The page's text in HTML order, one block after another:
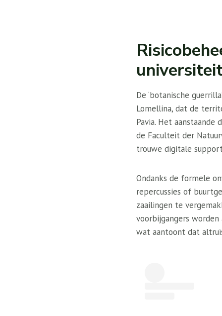
De ‘botanische
Lomellina, dat de
Pavia. Het
de Faculteit der
trouwe digitale
Ondanks de formele
repercussies of
zaailingen te
voorbijgangers
wat aantoont dat